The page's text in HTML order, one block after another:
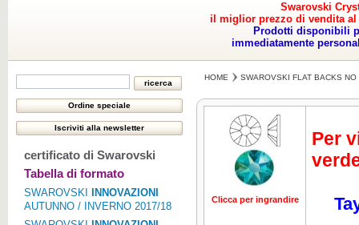
Swarovski
il miglior prezzo di vendita
Prodotti disponibili
immediatamente
certificato di Swarovski
Tabella di formato
SWAROVSKI
INNOVAZIONI
AUTUNNO / INVERNO 2017/18
HOME SWAROVSKI FLAT BACKS NO
Clicca per ingrandire Clicca per
Per